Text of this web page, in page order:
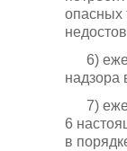
опасных
6)
надзора
7)
6
в